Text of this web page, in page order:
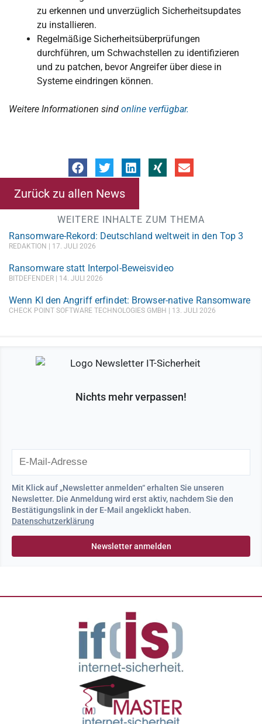
zu erkennen und unverzüglich Sicherheitsupdates
zu installieren.
Regelmäßige Sicherheitsüberprüfungen
durchführen, um Schwachstellen zu identifizieren
und zu patchen, bevor Angreifer über diese in
Systeme eindringen können.
Weitere Informationen sind online verfügbar.
Zurück zu allen News
WEITERE INHALTE ZUM THEMA
Ransomware-Rekord: Deutschland weltweit in den Top 3
REDAKTION 17. JULI 2026
Ransomware statt Interpol-Beweisvideo
BITDEFENDER 14. JULI 2026
Wenn KI den Angriff erfindet: Browser-native Ransomware
CHECK POINT SOFTWARE TECHNOLOGIES GMBH 13. JULI 2026
Nichts mehr verpassen!
Mit Klick auf „Newsletter anmelden“ erhalten Sie unseren
Newsletter. Die Anmeldung wird erst aktiv, nachdem Sie den
Bestätigungslink in der E-Mail angeklickt haben.
Datenschutzerklärung